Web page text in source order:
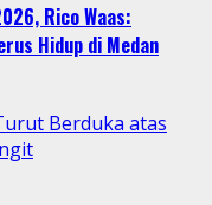
Rico Waas:
Hidup di Medan
Berduka atas